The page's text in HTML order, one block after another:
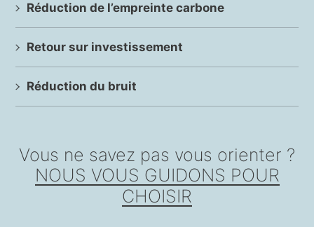
Réduction de l’empreinte carbone
Retour sur investissement
Réduction du bruit
Vous ne savez pas vous orienter ?
NOUS VOUS GUIDONS POUR
CHOISIR